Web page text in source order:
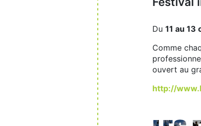
Du 11 au 13
Comme
ouvert au
http://